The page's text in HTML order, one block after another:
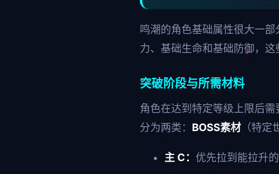
鸣潮的角色基础属性很大一部
力、基础生命和基础防御，这
突破阶段与所需材料
角色在达到特定等级上限后
分为两类： BOSS素材 （特定
主 C： 优先拉到能拉升